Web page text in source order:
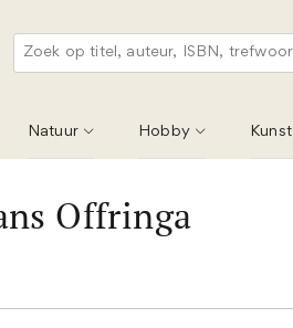
Natuur Hobby Kunst
Offringa